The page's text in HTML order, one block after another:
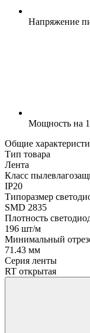
Напряжение
Мощность на
Общие
Тип товара
Лента
Класс
IP20
Типоразмер
SMD 2835
Плотность
196 шт/м
Минимальный
71.43 мм
Серия ленты
RT открытая